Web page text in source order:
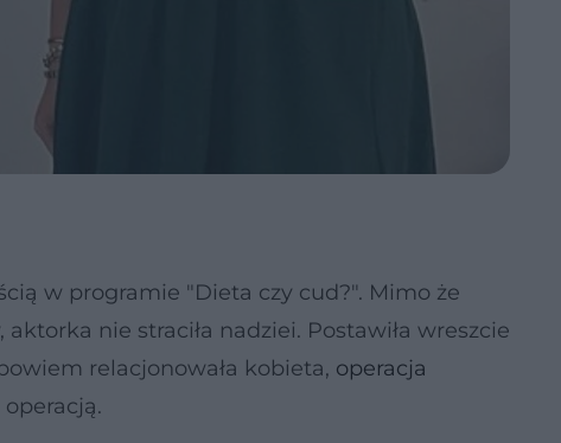
w programie "Dieta czy cud?". Mimo że
nie straciła nadziei. Postawiła wreszcie
relacjonowała kobieta, operacja